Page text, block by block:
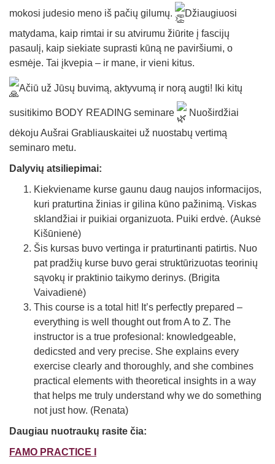
mokosi judesio meno iš pačių gilumų.
Džiaugiuosi
matydama, kaip rimtai ir su atvirumu žiūrite į fascijų
pasaulį, kaip siekiate suprasti kūną ne paviršiumi, o
esmėje. Tai įkvepia – ir mane, ir vieni kitus.
Ačiū už Jūsų buvimą, aktyvumą ir norą augti! Iki kitų
susitikimo BODY READING seminare
Nuoširdžiai
dėkoju Aušrai Grabliauskaitei už nuostabų vertimą
seminaro metu.
Dalyvių atsiliepimai:
Kiekviename kurse gaunu daug naujos informacijos,
kuri praturtina žinias ir gilina kūno pažinimą. Viskas
sklandžiai ir puikiai organizuota. Puiki erdvė. (Auksė
Kišūnienė)
Šis kursas buvo vertinga ir praturtinanti patirtis. Nuo
pat pradžių kurse buvo gerai struktūrizuotas teorinių
sąvokų ir praktinio taikymo derinys. (Brigita
Vaivadienė)
This course is a total hit! It’s perfectly prepared –
everything is well thought out from A to Z. The
instructor is a true profesional: knowledgeable,
dedicsted and very precise. She explains every
exercise clearly and thoroughly, and she combines
practical elements with theoretical insights in a way
that helps me truly understand why we do something
not just how. (Renata)
Daugiau nuotraukų rasite čia:
FAMO PRACTICE I